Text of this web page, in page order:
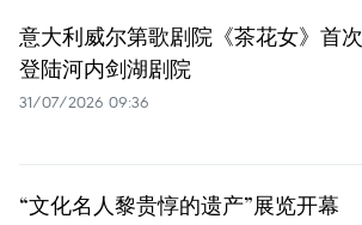
意大利威尔第歌剧院《茶花女》首次
登陆河内剑湖剧院
31/07/2026 09:36
“文化名人黎贵惇的遗产”展览开幕